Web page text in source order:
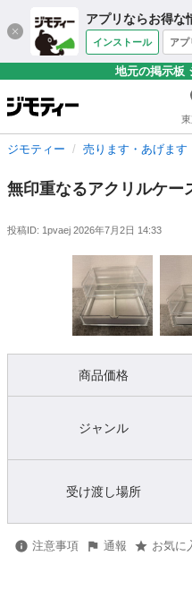
アプリならお得な
インストール アプ
地元の掲示板
ジモティー 売ります・あげます
無印重なるアクリルケー
投稿ID: 1pvaej 2026年7月2日 14:33
商品価格
ジャンル
受け渡し場所
注意事項 通報 お気に